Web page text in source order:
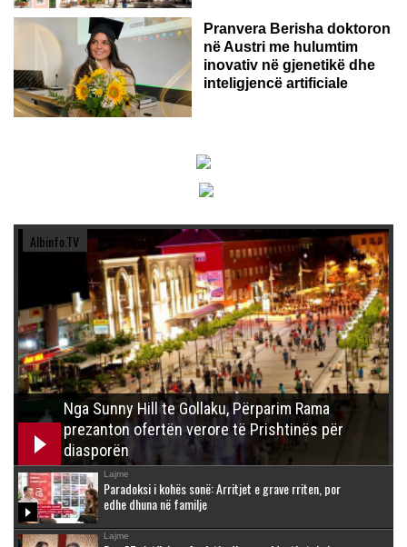
Pranvera Berisha doktoron
në Austri me hulumtim
inovativ në gjenetikë dhe
inteligjencë artificiale
Albinfo.TV
Nga Sunny Hill te Gollaku, Përparim Rama
prezanton ofertën verore të Prishtinës për
diasporën
Lajme
Paradoksi i kohës sonë: Arritjet e grave rriten, por
edhe dhuna në familje
Lajme